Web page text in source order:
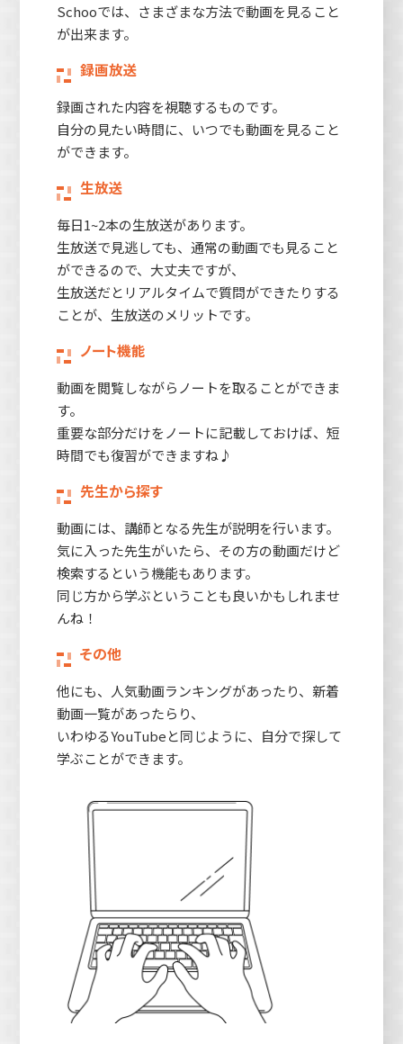
Schooでは、さまざまな方法で動画を見ること
が出来ます。
録画放送
録画された内容を視聴するものです。
自分の見たい時間に、いつでも動画を見ること
ができます。
生放送
毎日1~2本の生放送があります。
生放送で見逃しても、通常の動画でも見ること
ができるので、大丈夫ですが、
生放送だとリアルタイムで質問ができたりする
ことが、生放送のメリットです。
ノート機能
動画を閲覧しながらノートを取ることができま
す。
重要な部分だけをノートに記載しておけば、短
時間でも復習ができますね♪
先生から探す
動画には、講師となる先生が説明を行います。
気に入った先生がいたら、その方の動画だけど
検索するという機能もあります。
同じ方から学ぶということも良いかもしれませ
んね！
その他
他にも、人気動画ランキングがあったり、新着
動画一覧があったらり、
いわゆるYouTubeと同じように、自分で探して
学ぶことができます。